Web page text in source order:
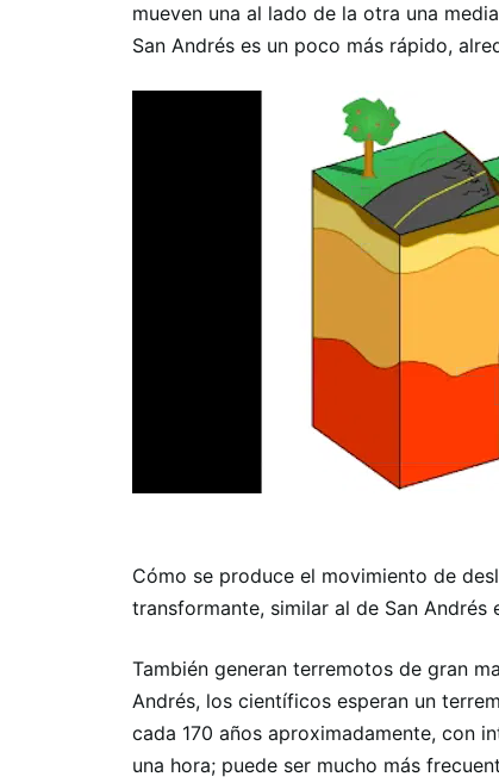
mueven una al lado de la otra una
San Andrés es un poco más rápido,
Cómo se produce el movimiento de
transformante, similar al de San Andrés
También generan terremotos de gran
Andrés, los científicos esperan un
cada 170 años aproximadamente, con
una hora; puede ser mucho más